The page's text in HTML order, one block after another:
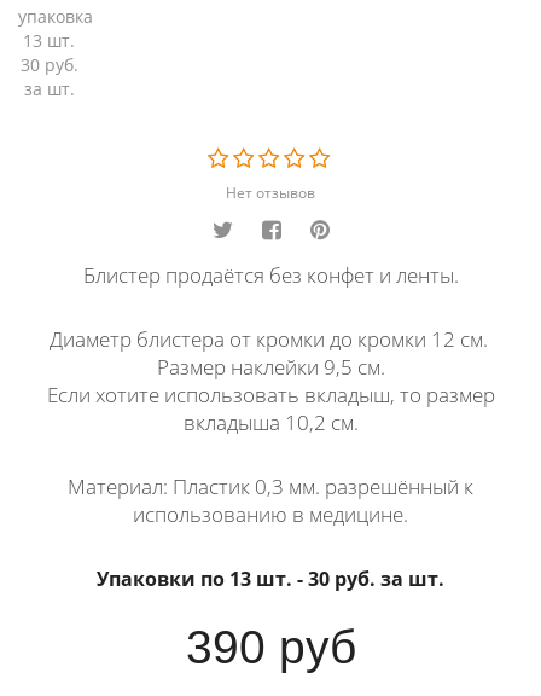
Нет отзывов
Блистер продаётся без конфет и ленты.
Диаметр блистера от кромки до кромки 12 см.
Размер наклейки 9,5 см.
Если хотите использовать вкладыш, то размер
вкладыша 10,2 см.
Материал: Пластик 0,3 мм. разрешённый к
использованию в медицине.
Упаковки по 13 шт. - 30 руб. за шт.
390 руб